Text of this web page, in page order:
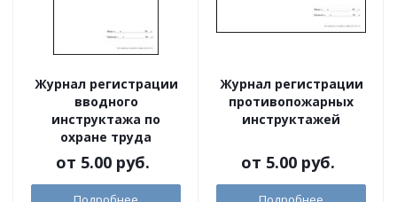
Журнал регистрации
вводного
инструктажа по
охране труда
от 5.00 руб.
Журнал регистрации
противопожарных
инструктажей
от 5.00 руб.